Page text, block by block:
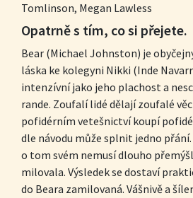
Tomlinson, Megan Lawless
Opatrně s tím, co si přejete.
Bear (Michael Johnston) je
láska ke kolegyni Nikki (Inde
intenzívní jako jeho plachost a
rande. Zoufalí lidé dělají zoufalé
pofidérním vetešnictví koupí
dle návodu může splnit jedno
o tom svém nemusí dlouho
milovala. Výsledek se dostaví
do Beara zamilovaná. Vášnivě a